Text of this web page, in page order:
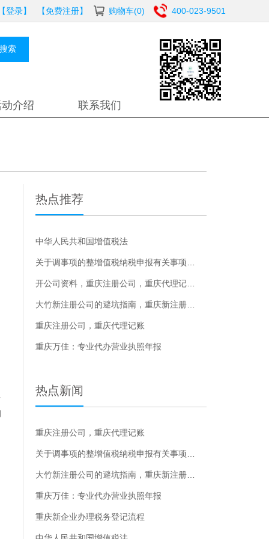
400-023-9501
购物车(0)
【免费注册】
【登录】
搜索
介绍 联系我们
热点推荐
中华人民共和国增值税法
开公司资料，重庆注册公司，重庆代理记账，
大竹新注册公司的避坑指南，重庆新注册公司的避坑指南
重庆注册公司，重庆代理记账
重庆万佳：专业代办营业执照年报
热点新闻
重庆注册公司，重庆代理记账
大竹新注册公司的避坑指南，重庆新注册公司的避坑指南
重庆万佳：专业代办营业执照年报
重庆新企业办理税务登记流程